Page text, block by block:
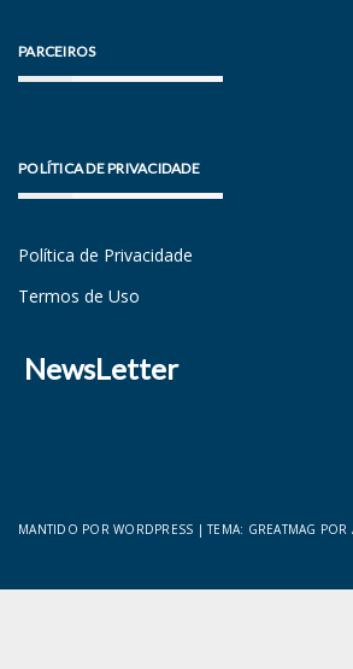
PARCEIROS
POLÍTICA DE PRIVACIDADE
Política de Privacidade
Termos de Uso
NewsLetter
MANTIDO POR WORDPRESS |TEMA: GREATMAG POR